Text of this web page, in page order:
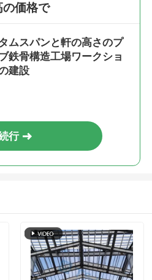
の価格で
ムスパンと軒の高さのプ
鉄骨構造工場ワークショ
建設
行